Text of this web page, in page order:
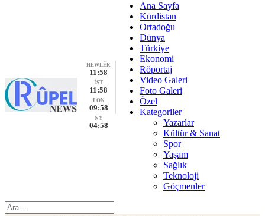
HEWLÊR
11:58
İST
11:58
LON
09:58
NY
04:58
Ana Sayfa
Kürdistan
Ortadoğu
Dünya
Türkiye
Ekonomi
Röportaj
Video Galeri
Foto Galeri
Özel
Kategoriler
Yazarlar
Kültür & Sanat
Spor
Yaşam
Sağlık
Teknoloji
Göçmenler